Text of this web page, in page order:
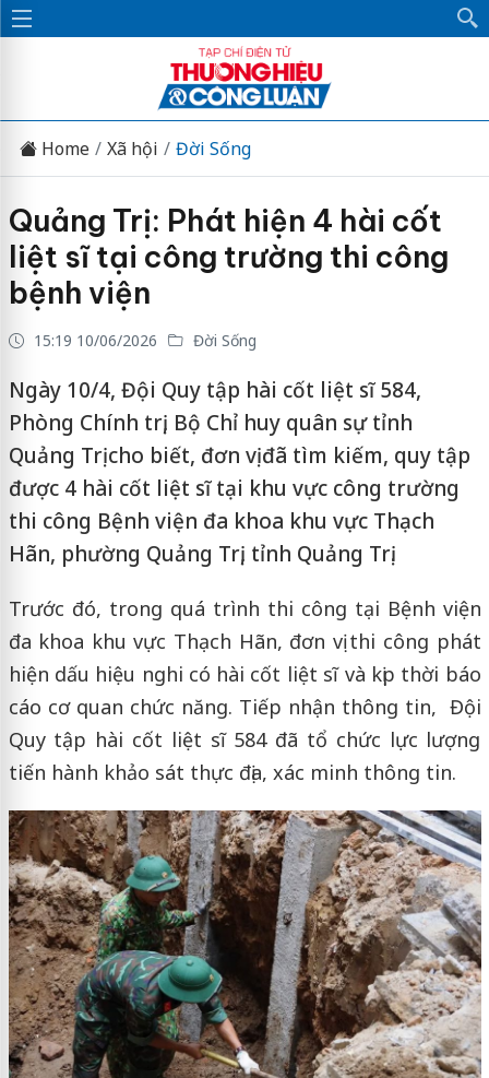
Home Xã hội Đời Sống
Quảng Trị: Phát hiện 4 hài cốt
liệt sĩ tại công trường thi công
bệnh viện
15:19 10/06/2026 Đời Sống
Ngày 10/4, Đội Quy tập hài cốt liệt sĩ 584,
Phòng Chính trị, Bộ Chỉ huy quân sự tỉnh
Quảng Trị cho biết, đơn vị đã tìm kiếm, quy tập
được 4 hài cốt liệt sĩ tại khu vực công trường
thi công Bệnh viện đa khoa khu vực Thạch
Hãn, phường Quảng Trị, tỉnh Quảng Trị.
Trước đó, trong quá trình thi công tại Bệnh viện
đa khoa khu vực Thạch Hãn, đơn vị thi công phát
hiện dấu hiệu nghi có hài cốt liệt sĩ và kịp thời báo
cáo cơ quan chức năng. Tiếp nhận thông tin, Đội
Quy tập hài cốt liệt sĩ 584 đã tổ chức lực lượng
tiến hành khảo sát thực địa, xác minh thông tin.